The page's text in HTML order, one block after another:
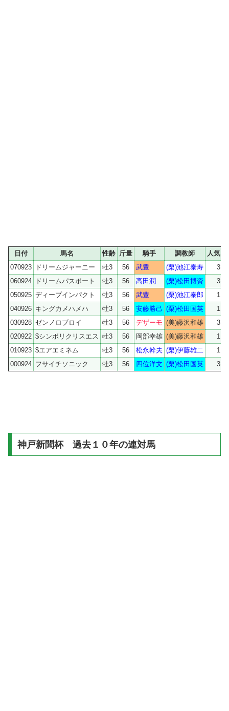
日付 馬名 性齢 斤量 騎手 調教師 人気
070923
ドリームジャーニー 牡3 56 武豊 (栗)池江泰寿 3
060924
ドリームパスポート 牡3 56 高田潤 (栗)松田博資 3
050925 ディープインパクト 牡3 56 武豊 (栗)池江泰郎 1
040926 キングカメハメハ 牡3 56 安藤勝己 (栗)松田国英 1
030928 ゼンノロブロイ 牡3 56 デザーモ (美)藤沢和雄 3
020922 $シンボリクリスエス 牡3 56 岡部幸雄 (美)藤沢和雄 1
010923 $エアエミネム 牡3 56 松永幹夫 (栗)伊藤雄二 1
000924 フサイチソニック 牡3 56 四位洋文 (栗)松田国英 3
神戸新聞杯 過去１０年の連対馬